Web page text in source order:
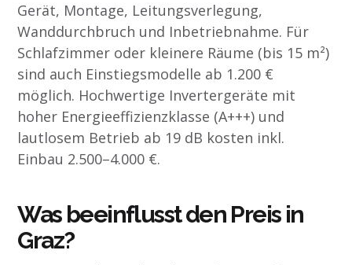
Gerät, Montage, Leitungsverlegung,
Wanddurchbruch und Inbetriebnahme. Für
Schlafzimmer oder kleinere Räume (bis 15 m²)
sind auch Einstiegsmodelle ab 1.200 €
möglich. Hochwertige Invertergeräte mit
hoher Energieeffizienzklasse (A+++) und
lautlosem Betrieb ab 19 dB kosten inkl.
Einbau 2.500–4.000 €.
Was beeinflusst den Preis in
Graz?